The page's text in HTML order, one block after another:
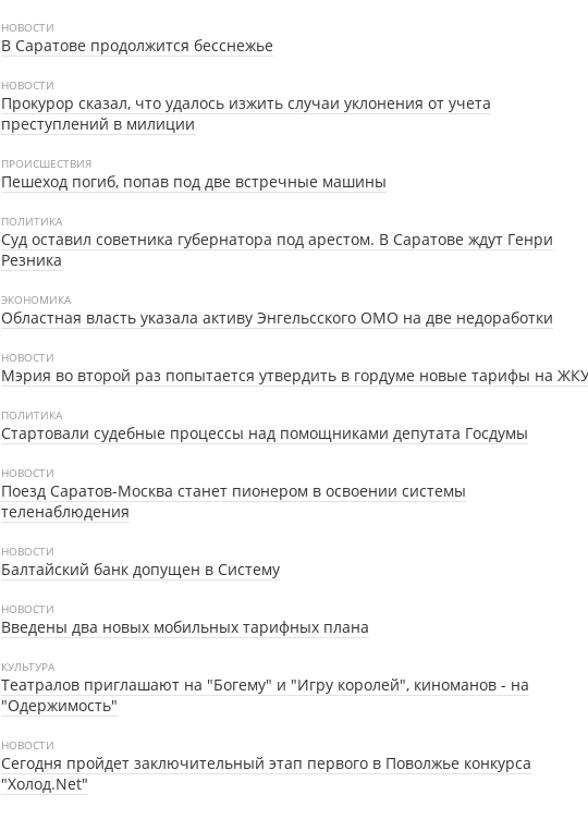
НОВОСТИ
В Саратове продолжится бесснежье
НОВОСТИ
Прокурор сказал, что удалось изжить случаи уклонения от учета
преступлений в милиции
ПРОИСШЕСТВИЯ
Пешеход погиб, попав под две встречные машины
ПОЛИТИКА
Суд оставил советника губернатора под арестом. В Саратове ждут Генри
Резника
ЭКОНОМИКА
Областная власть указала активу Энгельсского ОМО на две недоработки
НОВОСТИ
Мэрия во второй раз попытается утвердить в гордуме новые тарифы на
ПОЛИТИКА
Стартовали судебные процессы над помощниками депутата Госдумы
НОВОСТИ
Поезд Саратов-Москва станет пионером в освоении системы
теленаблюдения
НОВОСТИ
Балтайский банк допущен в Систему
НОВОСТИ
Введены два новых мобильных тарифных плана
КУЛЬТУРА
Театралов приглашают на "Богему" и "Игру королей", киноманов - на
"Одержимость"
НОВОСТИ
Сегодня пройдет заключительный этап первого в Поволжье конкурса
"Холод.Net"